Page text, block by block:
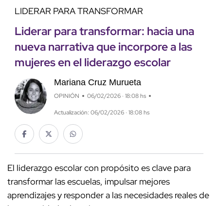
LIDERAR PARA TRANSFORMAR
Liderar para transformar: hacia una
nueva narrativa que incorpore a las
mujeres en el liderazgo escolar
Mariana Cruz Murueta
OPINIÓN 06/02/2026 · 18:08 hs
Actualización: 06/02/2026 · 18:08 hs
El liderazgo escolar con propósito es clave para
transformar las escuelas, impulsar mejores
aprendizajes y responder a las necesidades reales de